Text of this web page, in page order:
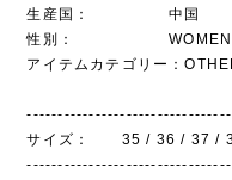
生産国： 中国
性別： WOMEN（ウ
アイテムカテゴリー：
サイズ： 35 / 36 / 37 /